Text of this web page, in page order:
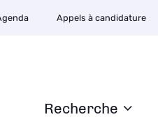
Recherche
Appels à candidature